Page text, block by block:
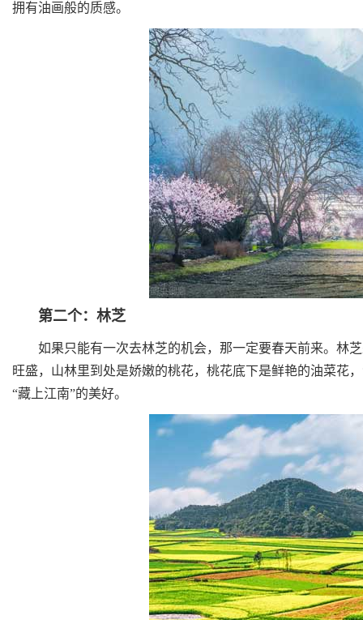
拥有油画般的质感。
第二个：林芝
如果只能有一次去林芝的机会，那一定要春天前来。林芝
旺盛，山林里到处是娇嫩的桃花，桃花底下是鲜艳的油菜花
“藏上江南”的美好。